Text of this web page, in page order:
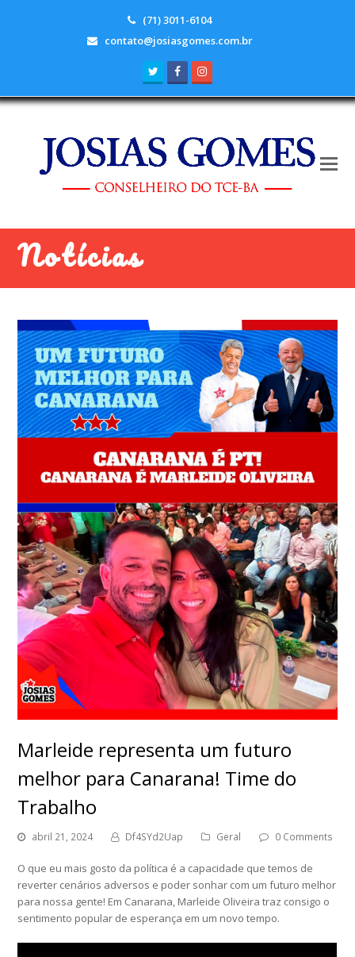
(71) 3011-6104
contato@josiasgomes.com.br
TwitterFacebook
Notícias
Marleide representa um futuro
melhor para Canarana! Time do
Trabalho
abril 21, 2024 Df4SYd2Uap Geral 0 Comments
O que eu mais gosto da política é a capacidade que temos de
reverter cenários adversos e poder sonhar com um futuro melhor
para nossa gente! Em Canarana, Marleide Oliveira traz consigo o
sentimento popular de esperança em um novo tempo.